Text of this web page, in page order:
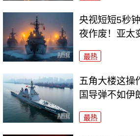
央视短短5秒
夜作废！亚太
最热
五角大楼这操
国导弹不如伊
最热